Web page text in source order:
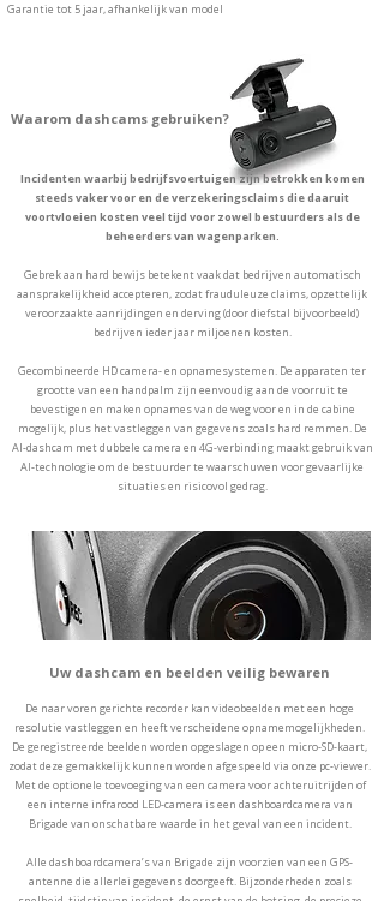
Garantie tot 5 jaar, afhankelijk van model
Waarom dashcams gebruiken?
Incidenten waarbij bedrijfsvoertuigen zijn betrokken komen
steeds vaker voor en de verzekeringsclaims die daaruit
voortvloeien kosten veel tijd voor zowel bestuurders als de
beheerders van wagenparken.
Gebrek aan hard bewijs betekent vaak dat bedrijven automatisch
aansprakelijkheid accepteren, zodat frauduleuze claims, opzettelijk
veroorzaakte aanrijdingen en derving (door diefstal bijvoorbeeld)
bedrijven ieder jaar miljoenen kosten.
Gecombineerde HD camera- en opnamesystemen. De apparaten ter
grootte van een handpalm zijn eenvoudig aan de voorruit te
bevestigen en maken opnames van de weg voor en in de cabine
mogelijk, plus het vastleggen van gegevens zoals hard remmen. De
AI-dashcam met dubbele camera en 4G-verbinding maakt gebruik van
AI-technologie om de bestuurder te waarschuwen voor gevaarlijke
situaties en risicovol gedrag.
Uw dashcam en beelden veilig bewaren
De naar voren gerichte recorder kan videobeelden met een hoge
resolutie vastleggen en heeft verscheidene opnamemogelijkheden.
De geregistreerde beelden worden opgeslagen op een micro-SD-kaart,
zodat deze gemakkelijk kunnen worden afgespeeld via onze pc-viewer.
Met de optionele toevoeging van een camera voor achteruitrijden of
een interne infrarood LED-camera is een dashboardcamera van
Brigade van onschatbare waarde in het geval van een incident.
Alle dashboardcamera’s van Brigade zijn voorzien van een GPS-
antenne die allerlei gegevens doorgeeft. Bijzonderheden zoals